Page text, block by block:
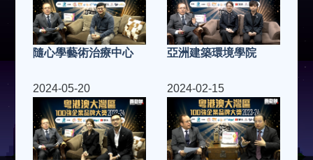
隨心學藝術治療中心 亞洲建築環境學院
2024-05-20 2024-02-15